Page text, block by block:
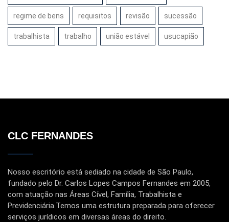
regime de bens requisitos revisão sucessão
trabalhista trabalho união estável usucapião
CLC FERNANDES
Nosso escritório está sediado na cidade de São Paulo,
fundado pelo Dr. Carlos Lopes Campos Fernandes em 2005,
com atuação nas Áreas Cível, Família, Trabalhista e
Previdenciária.Temos uma estrutura preparada para oferecer
serviços jurídicos em diversas áreas do direito.